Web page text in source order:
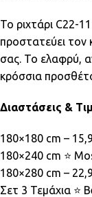
Το ριχτάρι C22-
προστατεύει τον
σας. Το ελαφρύ,
κρόσσια
Διαστάσεις &
180×180 cm –
180×240 cm ⭐
180×280 cm –
Σετ 3 Τεμάχια ⭐